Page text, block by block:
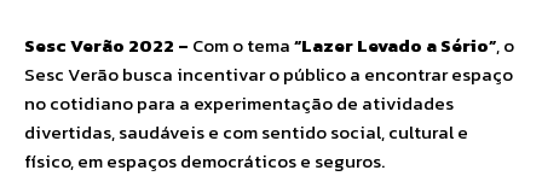
Sesc Verão 2022 – Com o tema“Lazer Levado a Sério”, o
Sesc Verão busca incentivar o público a encontrar espaço
no cotidiano para a experimentação de atividades
divertidas, saudáveis e com sentido social, cultural e
físico, em espaços democráticos e seguros.